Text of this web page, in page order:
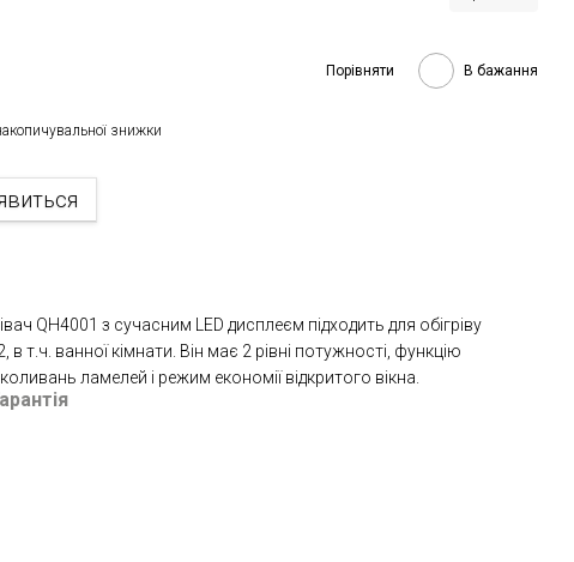
Порівняти В бажання
знижки
QH4001 з сучасним LED дисплеєм підходить для обігріву
т.ч. ванної кімнати. Він має 2 рівні потужності, функцію
ламелей і режим економії відкритого вікна.